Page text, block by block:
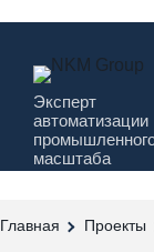
Эксперт
автоматизации
масштаба
Главная Проекты